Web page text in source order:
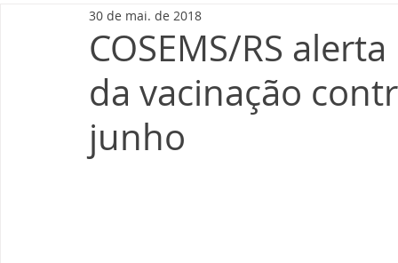
COSEMS/RS
da vacinação
junho
30 de mai. de 2018